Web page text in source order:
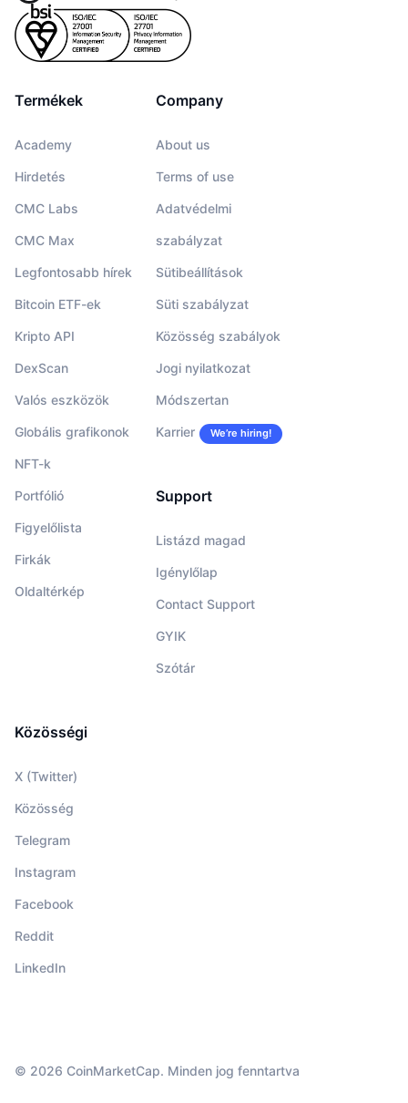
Termékek
Academy
Hirdetés
CMC Labs
CMC Max
Legfontosabb hírek
Bitcoin ETF-ek
Kripto API
DexScan
Valós eszközök
Globális grafikonok
NFT-k
Portfólió
Figyelőlista
Firkák
Oldaltérkép
Company
About us
Terms of use
Adatvédelmi
szabályzat
Sütibeállítások
Süti szabályzat
Közösség szabályok
Jogi nyilatkozat
Módszertan
Karrier We’re hiring!
Support
Listázd magad
Igénylőlap
Contact Support
GYIK
Szótár
Közösségi
X (Twitter)
Közösség
Telegram
Instagram
Facebook
Reddit
LinkedIn
© 2026 CoinMarketCap. Minden jog fenntartva